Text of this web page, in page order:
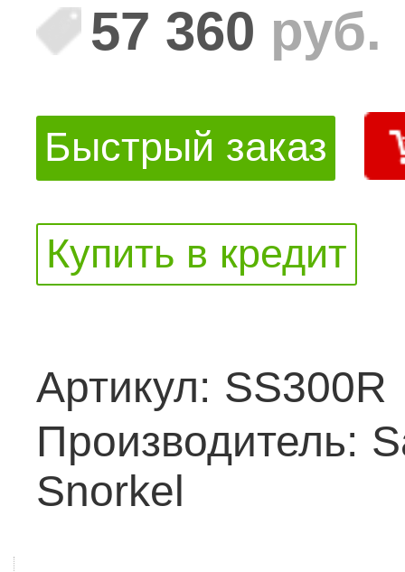
57 360 руб.
Быстрый заказ
Купить в кредит
Артикул: SS300R
Производитель:
Snorkel